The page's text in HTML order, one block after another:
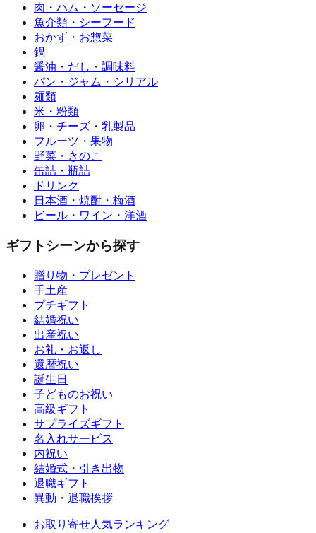
肉・ハム・ソーセージ
魚介類・シーフード
おかず・お惣菜
鍋
醤油・だし・調味料
パン・ジャム・シリアル
麺類
米・粉類
卵・チーズ・乳製品
フルーツ・果物
野菜・きのこ
缶詰・瓶詰
ドリンク
日本酒・焼酎・梅酒
ビール・ワイン・洋酒
ギフトシーンから探す
贈り物・プレゼント
手土産
プチギフト
結婚祝い
出産祝い
お礼・お返し
還暦祝い
誕生日
子どものお祝い
高級ギフト
サプライズギフト
名入れサービス
内祝い
結婚式・引き出物
退職ギフト
異動・退職挨拶
お取り寄せ人気ランキング